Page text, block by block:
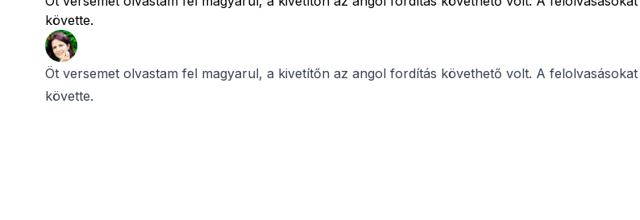
követte.
Öt versemet olvastam fel magyarul, a kivetítőn az angol fordítás követhető volt. A felolvasásokat
követte.